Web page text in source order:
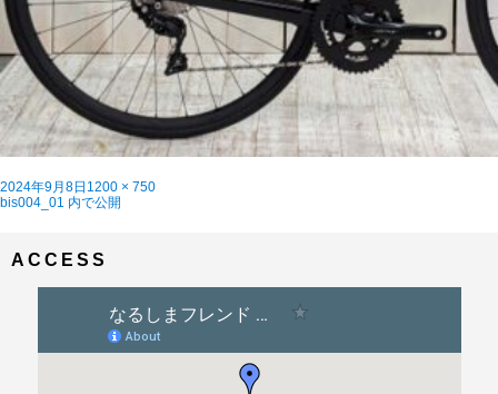
投
稿
2024年9月8日 フ
ル
1200 × 750
投
ゲ
bis004_01 内で公開
ACCESS